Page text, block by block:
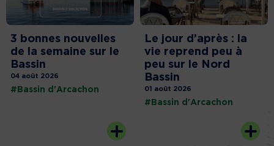
3 bonnes nouvelles
de la semaine sur le
Bassin
04 août 2026
#Bassin d'Arcachon
Le jour d’après : la
vie reprend peu à
peu sur le Nord
Bassin
01 août 2026
#Bassin d'Arcachon